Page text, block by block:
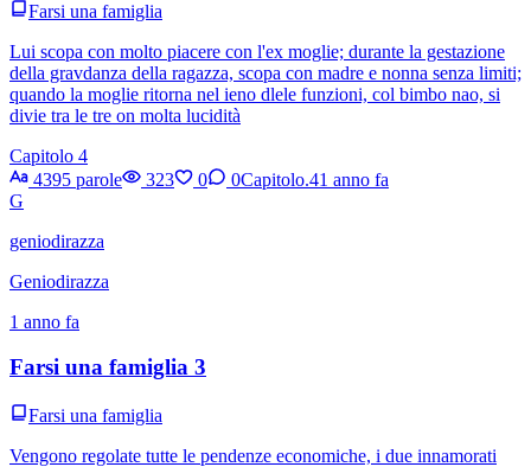
Farsi una famiglia
Lui scopa con molto piacere con l'ex moglie; durante la gestazione
della gravdanza della ragazza, scopa con madre e nonna senza limiti;
quando la moglie ritorna nel ieno dlele funzioni, col bimbo nao, si
divie tra le tre on molta lucidità
Capitolo 4
4395 parole
323 0 0Capitolo.41 anno fa
G
geniodirazza
Geniodirazza
1 anno fa
Farsi una famiglia 3
Farsi una famiglia
Vengono regolate tutte le pendenze economiche, i due innamorati